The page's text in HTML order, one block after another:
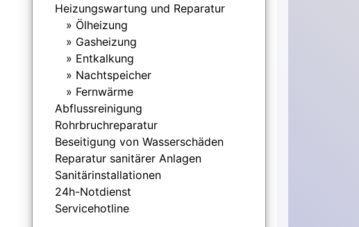
Heizungswartung und Reparatur
Ölheizung
Gasheizung
Entkalkung
Nachtspeicher
Fernwärme
Abflussreinigung
Rohrbruchreparatur
Beseitigung von Wasserschäden
Reparatur sanitärer Anlagen
Sanitärinstallationen
24h-Notdienst
Servicehotline